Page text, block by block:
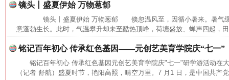
镜头丨盛夏伊始 万物葱郁
镜头丨盛夏伊始 万物葱郁 倏忽温风至，因循小暑来。暑气缓
意蓬勃生长。此时，气温攀升却未至酷热顶峰，荷塘盛放、蝉声四起，
铭记百年初心 传承红色基因——元创艺美育学院庆“七一”
铭记百年初心 传承红色基因元创艺美育学院庆"七一"研学游活动
（记者 舒航）盛夏时节，艳阳高照，晴空万里。7 月1 日，是中国共产